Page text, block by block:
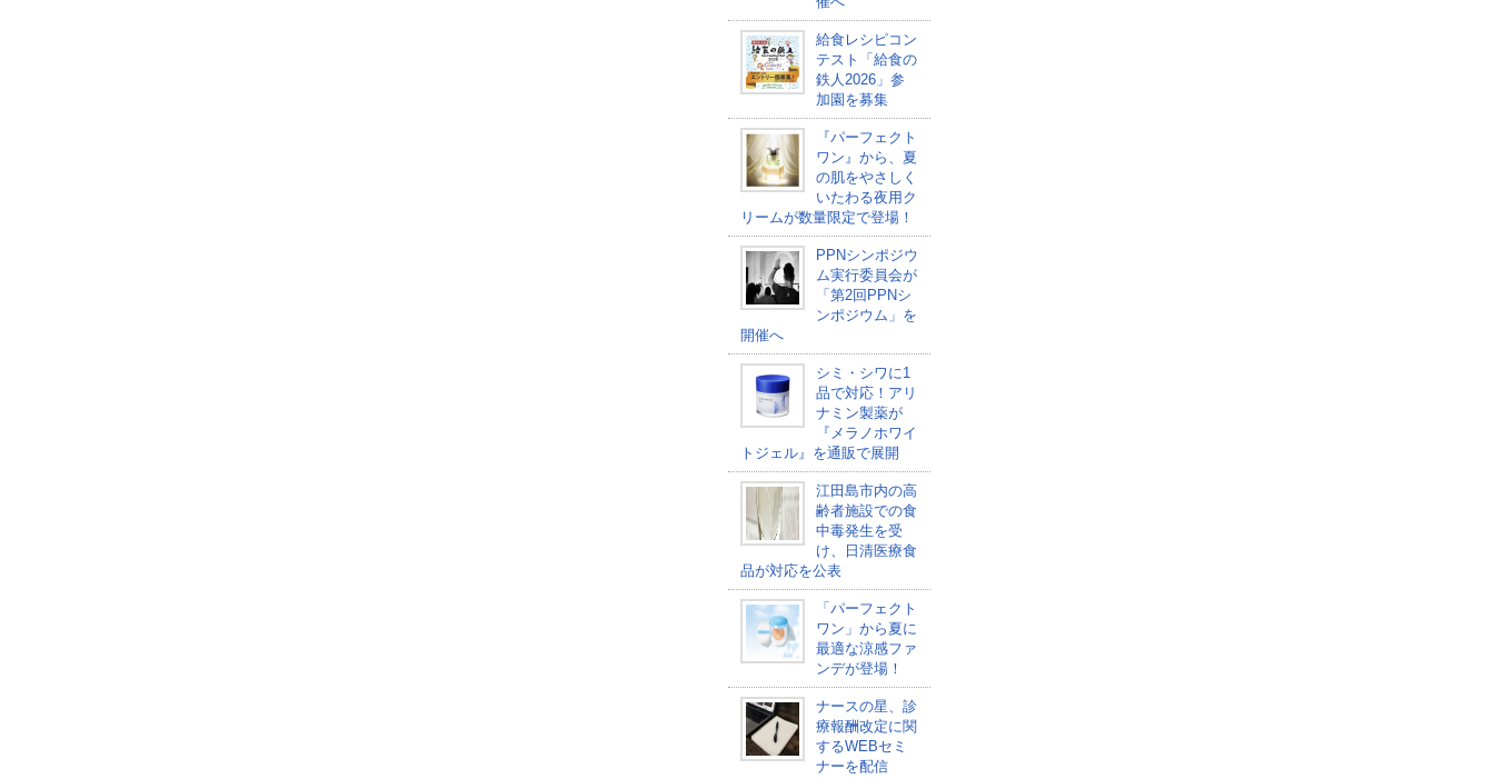
給食レシピコン
テスト「給食の
鉄人2026」参
加園を募集
『パーフェクト
ワン』から、夏
の肌をやさしく
いたわる夜用ク
リームが数量限定で登場！
PPNシンポジウ
ム実行委員会が
「第2回PPNシ
ンポジウム」を
開催へ
シミ・シワに1
品で対応！アリ
ナミン製薬が
『メラノホワイ
トジェル』を通販で展開
江田島市内の高
齢者施設での食
中毒発生を受
け、日清医療食
品が対応を公表
「パーフェクト
ワン」から夏に
最適な涼感ファ
ンデが登場！
ナースの星、診
療報酬改定に関
するWEBセミ
ナーを配信